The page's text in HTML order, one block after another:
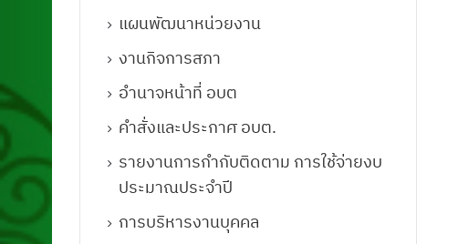
แผนพัฒนาหน่วยงาน
งานกิจการสภา
อำนาจหน้าที่ อบต
คำสั่งและประกาศ อบต.
รายงานการกำกับติดตาม การใช้จ่ายงบ
ประมาณประจำปี
การบริหารงานบุคคล